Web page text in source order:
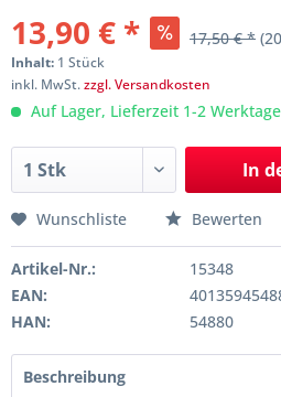
13,90 € * 17,50 € *
Inhalt: 1 Stück
inkl. MwSt.zzgl. Versandkosten
Auf Lager, Lieferzeit 1-2 Werktage
In
Wunschliste Bewerten
Artikel-Nr.:
15348
EAN:
HAN:
54880
Beschreibung